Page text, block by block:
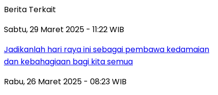
Berita Terkait
Sabtu, 29 Maret 2025 - 11:22 WIB
Jadikanlah hari raya ini sebagai pembawa kedamaian
dan kebahagiaan bagi kita semua
Rabu, 26 Maret 2025 - 08:23 WIB